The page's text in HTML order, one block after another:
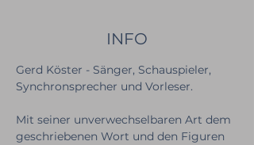
INFO
Gerd Köster - Sänger, Schauspieler,
Synchronsprecher und Vorleser.
Mit seiner unverwechselbaren Art dem
geschriebenen Wort und den Figuren